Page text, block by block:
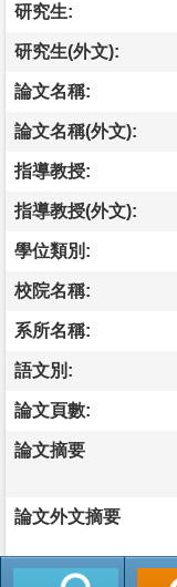
研究生:
研究生(外文):
論文名稱:
論文名稱(外文):
指導教授:
指導教授(外文):
學位類別:
校院名稱:
系所名稱:
語文別:
論文頁數:
論文摘要
論文外文摘要